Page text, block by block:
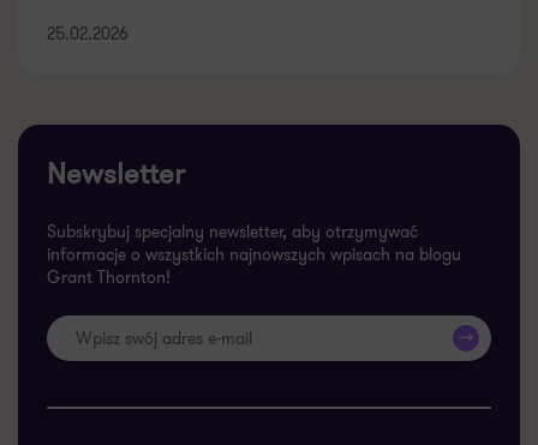
25.02.2026
Newsletter
Subskrybuj specjalny newsletter, aby otrzymywać
informacje o wszystkich najnowszych wpisach na blogu
Grant Thornton!
>>